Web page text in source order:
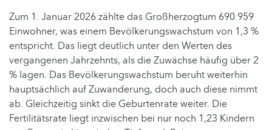
Zum 1. Januar 2026 zählte das Großherzogtum 690.959
Einwohner, was einem Bevölkerungswachstum von 1,3 %
entspricht. Das liegt deutlich unter den Werten des
vergangenen Jahrzehnts, als die Zuwächse häufig über 2
% lagen. Das Bevölkerungswachstum beruht weiterhin
hauptsächlich auf Zuwanderung, doch auch diese nimmt
ab. Gleichzeitig sinkt die Geburtenrate weiter. Die
Fertilitätsrate liegt inzwischen bei nur noch 1,23 Kindern